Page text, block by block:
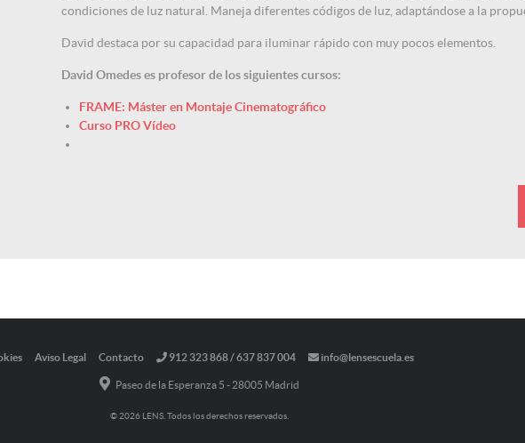
condiciones de luz natural. Maneja diferentes códigos de luz, adaptándose a la
David destaca por su capacidad para iluminar rápido con muy pocos elementos.
David Omedes es profesor de los siguientes cursos:
FRAME: Máster en Montaje Cinematográfico
Curso PRO Vídeo
Aviso Legal Contacto 912 323 868 / 637 837 004 info@lensescuela.es
Paseo de la Esperanza 5 - 28005 Madrid
© 2026 LENS. Todos los derechos reservados.